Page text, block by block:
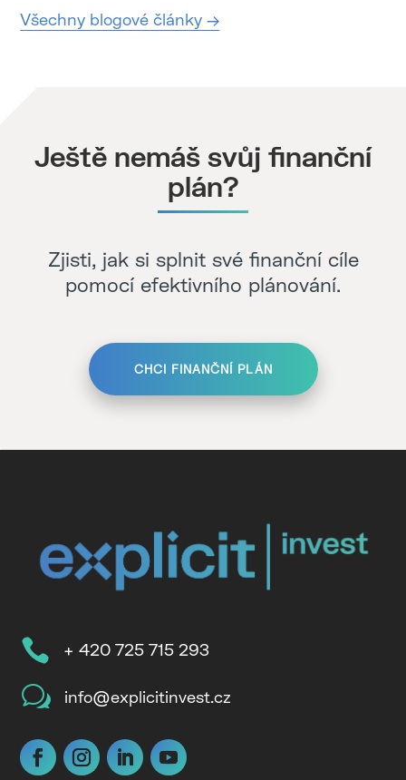
Všechny blogové články →
Ještě nemáš svůj finanční
plán?
Zjisti, jak si splnit své finanční cíle
pomocí efektivního plánování.
CHCI FINANČNÍ PLÁN
 + 420 725 715 293
w info@explicitinvest.cz